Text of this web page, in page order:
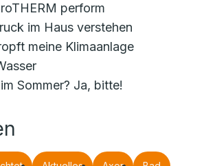
perform
im Haus verstehen
meine Klimaanlage
Sommer? Ja, bitte!